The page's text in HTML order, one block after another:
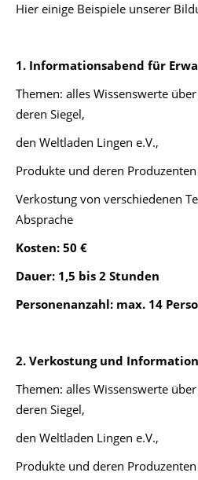
Hier einige Beispiele unserer
1. Informationsabend für
Themen: alles Wissenswerte
deren Siegel,
den Weltladen Lingen e.V.,
Produkte und deren
Verkostung von verschiedenen
Absprache
Kosten: 50 €
Dauer: 1,5 bis 2 Stunden
Personenanzahl: max. 14
2. Verkostung und
Themen: alles Wissenswerte
deren Siegel,
den Weltladen Lingen e.V.,
Produkte und deren